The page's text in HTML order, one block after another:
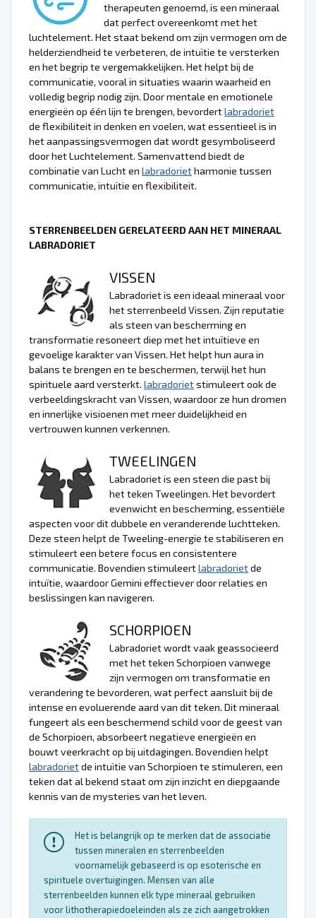
therapeuten genoemd, is een mineraal
dat perfect overeenkomt met het
luchtelement. Het staat bekend om zijn vermogen om de
helderziendheid te verbeteren, de intuïtie te versterken
en het begrip te vergemakkelijken. Het helpt bij de
communicatie, vooral in situaties waarin waarheid en
volledig begrip nodig zijn. Door mentale en emotionele
energieën op één lijn te brengen, bevordertlabradoriet
de flexibiliteit in denken en voelen, wat essentieel is in
het aanpassingsvermogen dat wordt gesymboliseerd
door het Luchtelement. Samenvattend biedt de
combinatie van Lucht en labradorietharmonie tussen
communicatie, intuïtie en flexibiliteit.
STERRENBEELDEN GERELATEERD AAN HET MINERAAL
LABRADORIET
VISSEN
Labradoriet is een ideaal mineraal voor
het sterrenbeeld Vissen. Zijn reputatie
als steen van bescherming en
transformatie resoneert diep met het intuïtieve en
gevoelige karakter van Vissen. Het helpt hun aura in
balans te brengen en te beschermen, terwijl het hun
spirituele aard versterkt. labradorietstimuleert ook de
verbeeldingskracht van Vissen, waardoor ze hun dromen
en innerlijke visioenen met meer duidelijkheid en
vertrouwen kunnen verkennen.
TWEELINGEN
Labradoriet is een steen die past bij
het teken Tweelingen. Het bevordert
evenwicht en bescherming, essentiële
aspecten voor dit dubbele en veranderende luchtteken.
Deze steen helpt de Tweeling-energie te stabiliseren en
stimuleert een betere focus en consistentere
communicatie. Bovendien stimuleertlabradorietde
intuïtie, waardoor Gemini effectiever door relaties en
beslissingen kan navigeren.
SCHORPIOEN
Labradoriet wordt vaak geassocieerd
met het teken Schorpioen vanwege
zijn vermogen om transformatie en
verandering te bevorderen, wat perfect aansluit bij de
intense en evoluerende aard van dit teken. Dit mineraal
fungeert als een beschermend schild voor de geest van
de Schorpioen, absorbeert negatieve energieën en
bouwt veerkracht op bij uitdagingen. Bovendien helpt
labradorietde intuïtie van Schorpioen te stimuleren, een
teken dat al bekend staat om zijn inzicht en diepgaande
kennis van de mysteries van het leven.
Het is belangrijk op te merken dat de associatie
tussen mineralen en sterrenbeelden
voornamelijk gebaseerd is op esoterische en
spirituele overtuigingen. Mensen van alle
sterrenbeelden kunnen elk type mineraal gebruiken
voor lithotherapiedoeleinden als ze zich aangetrokken